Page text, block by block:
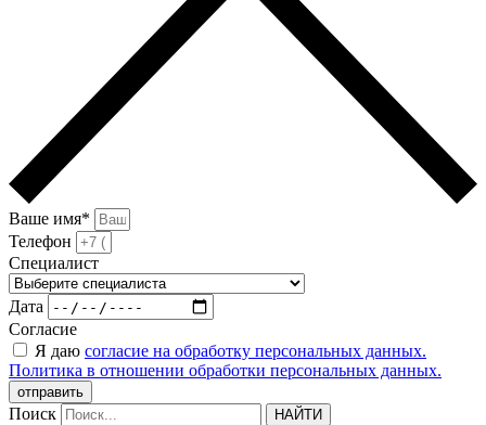
Ваше имя*
Телефон
Специалист
Дата
Согласие
Я даю согласие на обработку персональных данных.
Политика в отношении обработки персональных данных.
отправить
Поиск НАЙТИ